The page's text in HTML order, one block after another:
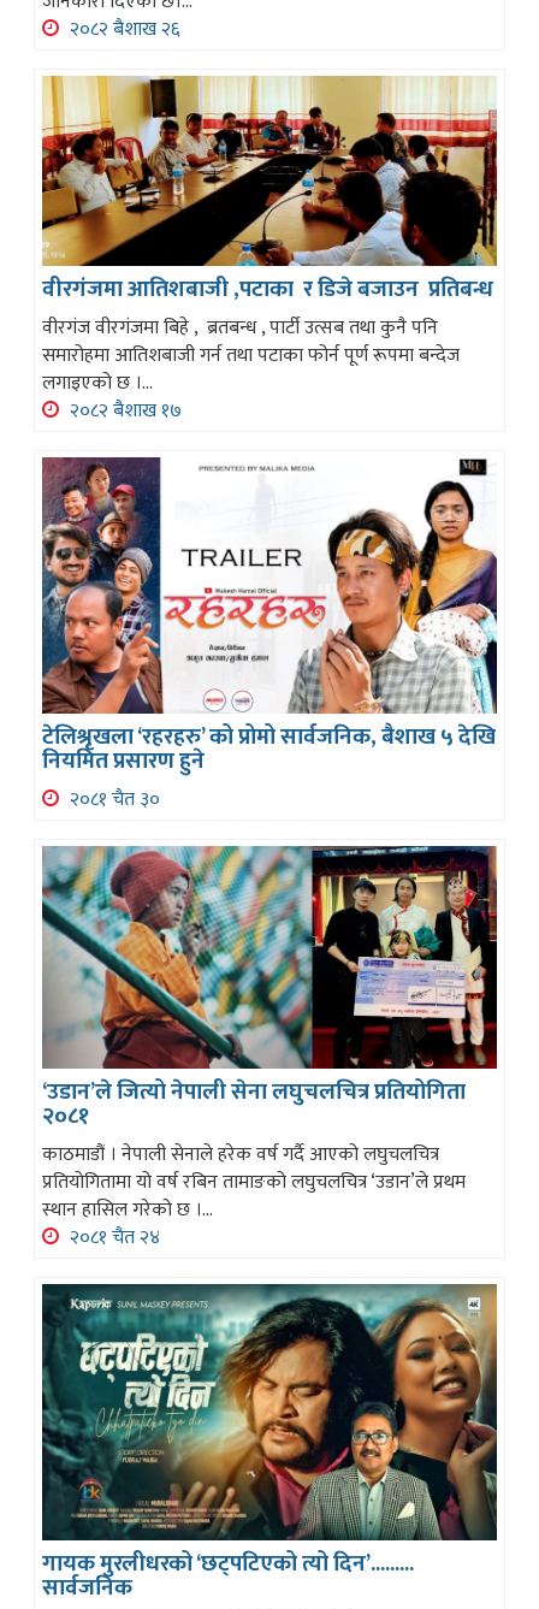
२०८२ बैशाख २६
वीरगंजमा आतिशबाजी ,पटाका र डिजे बजाउन प्रतिबन्ध
वीरगंज वीरगंजमा बिहे , ब्रतबन्ध , पार्टी उत्सब तथा कुनै पनि
समारोहमा आतिशबाजी गर्न तथा पटाका फोर्न पूर्ण रूपमा बन्देज
लगाइएको छ ।...
२०८२ बैशाख १७
टेलिश्रृखला ‘रहरहरु’ को प्रोमो सार्वजनिक, बैशाख ५ देखि
नियमित प्रसारण हुने
२०८१ चैत ३०
‘उडान’ले जित्यो नेपाली सेना लघुचलचित्र प्रतियोगिता
२०८१
काठमाडौं । नेपाली सेनाले हरेक वर्ष गर्दै आएको लघुचलचित्र
प्रतियोगितामा यो वर्ष रबिन तामाङको लघुचलचित्र ‘उडान’ले प्रथम
स्थान हासिल गरेको छ ।...
२०८१ चैत २४
गायक मुरलीधरको ‘छट्पटिएको त्यो दिन’.........
सार्वजनिक